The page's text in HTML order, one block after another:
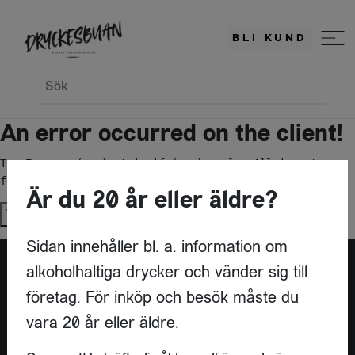
BLI KUND
Sök
An error occurred on the client!
TypeError: c(...).stringify(...).replaceAll is not a
function
Try againÄr du 20 år eller äldre?
Sidan innehåller bl. a. information om
alkoholhaltiga drycker och vänder sig till
företag. För inköp och besök måste du
vara 20 år eller äldre.